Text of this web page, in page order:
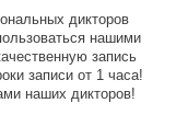
дикторов
нашими
запись
записи от 1 часа!
наших дикторов!